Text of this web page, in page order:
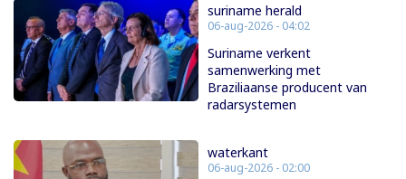
suriname herald
06-aug-2026 - 04:02
Suriname verkent
samenwerking met
Braziliaanse producent van
radarsystemen
waterkant
06-aug-2026 - 02:00